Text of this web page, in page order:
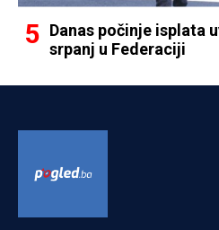
Danas počinje isplata
srpanj u Federaciji